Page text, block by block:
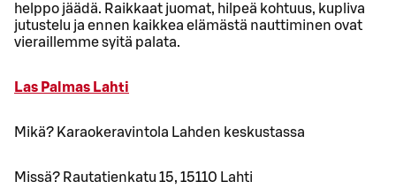
helppo jäädä. Raikkaat juomat, hilpeä kohtuus, kupliva
jutustelu ja ennen kaikkea elämästä nauttiminen ovat
vieraillemme syitä palata.
Las Palmas Lahti
Mikä? Karaokeravintola Lahden keskustassa
Missä? Rautatienkatu 15, 15110 Lahti